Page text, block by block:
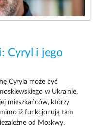
Cyryl i jego
Cyryla może być
w Ukrainie,
mieszkańców, którzy
iż funkcjonują tam
od Moskwy.